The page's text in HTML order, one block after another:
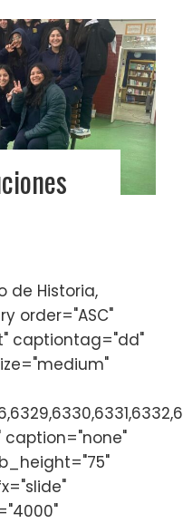
de Historia,
order="ASC"
captiontag="dd"
caption="none"